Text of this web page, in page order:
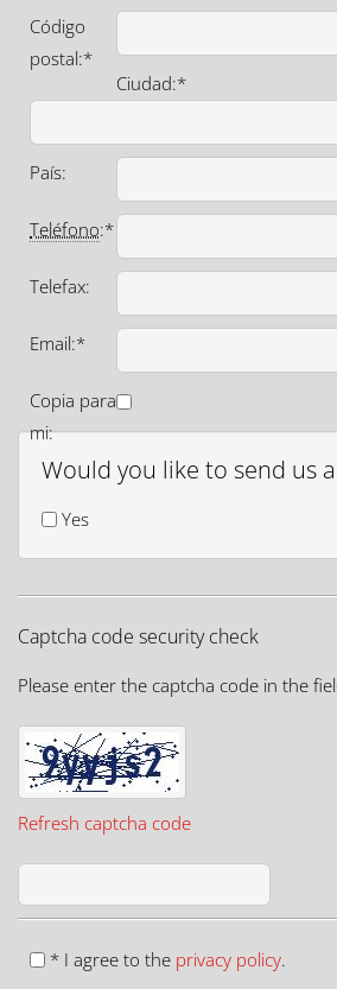
Código
postal:*
Ciudad:*
País:
Teléfono:*
Telefax:
Email:*
Copia para
mi:
Would you like to send us
Yes
Captcha code security check
Please enter the captcha code in the
Refresh captcha code
* I agree to the privacy policy.